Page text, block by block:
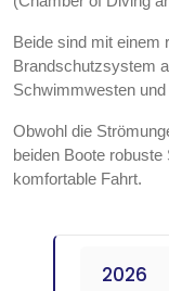
Beide sind mit einem
Brandschutzsystem
Schwimmwesten
Obwohl die
beiden Boote
komfortable Fahrt.
2026